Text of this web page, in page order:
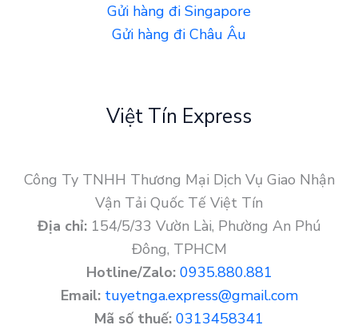
Gửi hàng đi Singapore
Gửi hàng đi Châu Âu
Việt Tín Express
Công Ty TNHH Thương Mại Dịch Vụ Giao Nhận
Vận Tải Quốc Tế Việt Tín
Địa chỉ:154/5/33 Vườn Lài, Phường An Phú
Đông, TPHCM
Hotline/Zalo: 0935.880.881
Email: tuyetnga.express@gmail.com
Mã số thuế: 0313458341